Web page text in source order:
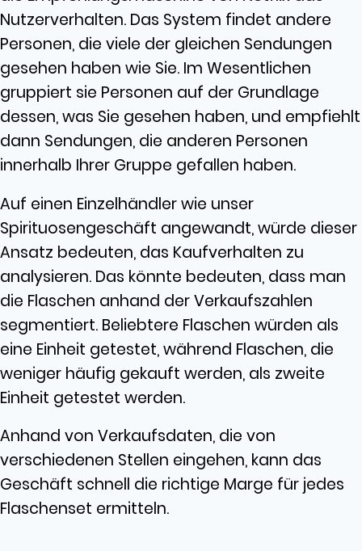
Nutzerverhalten. Das System findet andere
Personen, die viele der gleichen Sendungen
gesehen haben wie Sie. Im Wesentlichen
gruppiert sie Personen auf der Grundlage
dessen, was Sie gesehen haben, und empfiehlt
dann Sendungen, die anderen Personen
innerhalb Ihrer Gruppe gefallen haben.
Auf einen Einzelhändler wie unser
Spirituosengeschäft angewandt, würde dieser
Ansatz bedeuten, das Kaufverhalten zu
analysieren. Das könnte bedeuten, dass man
die Flaschen anhand der Verkaufszahlen
segmentiert. Beliebtere Flaschen würden als
eine Einheit getestet, während Flaschen, die
weniger häufig gekauft werden, als zweite
Einheit getestet werden.
Anhand von Verkaufsdaten, die von
verschiedenen Stellen eingehen, kann das
Geschäft schnell die richtige Marge für jedes
Flaschenset ermitteln.